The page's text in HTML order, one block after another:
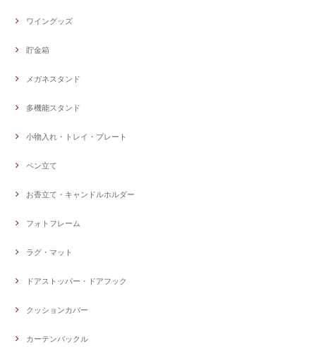
ワイングッズ
貯金箱
メガネスタンド
多機能スタンド
小物入れ・トレイ・プレート
ペン立て
お香立て・キャンドルホルダー
フォトフレーム
ラグ・マット
ドアストッパー・ドアフック
クッションカバー
カーテンバックル